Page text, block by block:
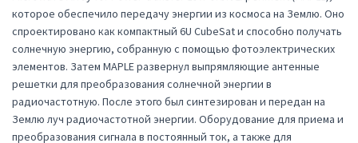
которое обеспечило передачу энергии из космоса на Землю. Оно
спроектировано как компактный 6U CubeSat и способно получать
солнечную энергию, собранную с помощью фотоэлектрических
элементов. Затем MAPLE развернул выпрямляющие антенные
решетки для преобразования солнечной энергии в
радиочастотную. После этого был синтезирован и передан на
Землю луч радиочастотной энергии. Оборудование для приема и
преобразования сигнала в постоянный ток, а также для